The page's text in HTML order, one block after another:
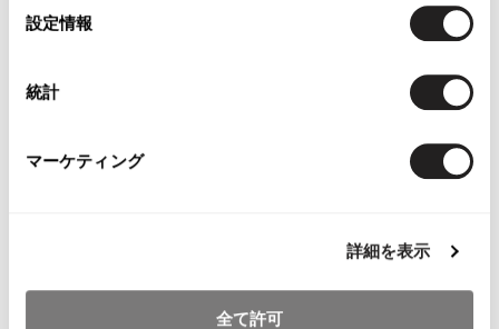
設定情報
統計
マーケティング
詳細を表示
全て許可
$‌100.00
COMME des GARCONS
COMME des GARCONS
T Shirt White SS
$‌87.00
45rpm Indigo
Cardigan
$‌115.00